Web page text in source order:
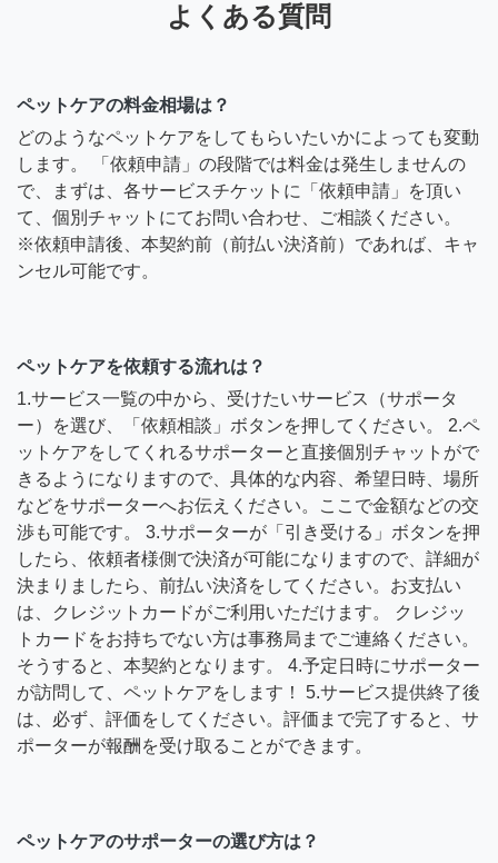
よくある質問
ペットケアの料金相場は？
どのようなペットケアをしてもらいたいかによっても変動
します。 「依頼申請」の段階では料金は発生しませんの
で、まずは、各サービスチケットに「依頼申請」を頂い
て、個別チャットにてお問い合わせ、ご相談ください。
※依頼申請後、本契約前（前払い決済前）であれば、キャ
ンセル可能です。
ペットケアを依頼する流れは？
1.サービス一覧の中から、受けたいサービス（サポータ
ー）を選び、「依頼相談」ボタンを押してください。 2.ペ
ットケアをしてくれるサポーターと直接個別チャットがで
きるようになりますので、具体的な内容、希望日時、場所
などをサポーターへお伝えください。ここで金額などの交
渉も可能です。 3.サポーターが「引き受ける」ボタンを押
したら、依頼者様側で決済が可能になりますので、詳細が
決まりましたら、前払い決済をしてください。お支払い
は、クレジットカードがご利用いただけます。 クレジッ
トカードをお持ちでない方は事務局までご連絡ください。
そうすると、本契約となります。 4.予定日時にサポーター
が訪問して、ペットケアをします！ 5.サービス提供終了後
は、必ず、評価をしてください。評価まで完了すると、サ
ポーターが報酬を受け取ることができます。
ペットケアのサポーターの選び方は？